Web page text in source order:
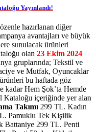
Yayınlandı!
hazırlanan diğer
avantajları ve büyük
sunulacak ürünleri
olan 23 Ekim 2024
gruplarında; Tekstil ve
ve Mutfak, Oyuncaklar
bu haftada göz
kadar Hem Şok’ta Hemde
Kataloğu içeriğinde yer alan
Takımı299 TL. Kadın
Pamuklu Tek Kişilik
Battaniye 299 TL. Penti